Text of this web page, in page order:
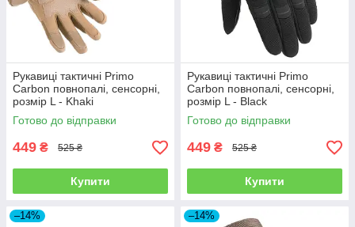
Рукавиці тактичні Primo
Carbon повнопалі, сенсорні,
розмір L - Khaki
Готово до відправки
449 ₴ 525 ₴
Купити
Рукавиці тактичні Primo
Carbon повнопалі, сенсорні,
розмір L - Black
Готово до відправки
449 ₴ 525 ₴
Купити
–14% –14%